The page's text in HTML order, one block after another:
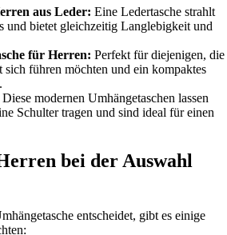
aus Leder: Eine Ledertasche strahlt
und bietet gleichzeitig Langlebigkeit und
für Herren: Perfekt für diejenigen, die
sich führen möchten und ein kompaktes
Diese modernen Umhängetaschen lassen
Schulter tragen und sind ideal für einen
bei der Auswahl
entscheidet, gibt es einige